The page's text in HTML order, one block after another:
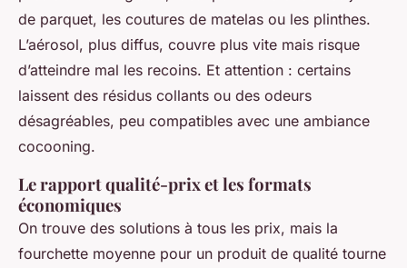
de parquet, les coutures de matelas ou les plinthes.
L’aérosol, plus diffus, couvre plus vite mais risque
d’atteindre mal les recoins. Et attention : certains
laissent des résidus collants ou des odeurs
désagréables, peu compatibles avec une ambiance
cocooning.
Le rapport qualité-prix et les formats
économiques
On trouve des solutions à tous les prix, mais la
fourchette moyenne pour un produit de qualité tourne